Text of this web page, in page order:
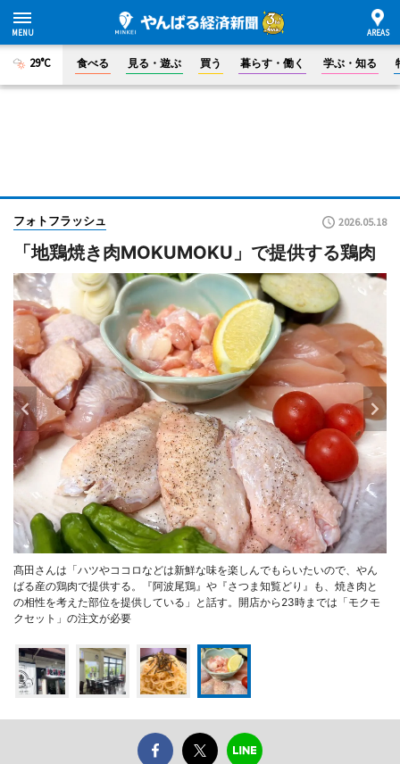
29°C 食べる 見る・遊ぶ 買う 暮らす・働く 学ぶ・知る
フォトフラッシュ 2026.05.18
「地鶏焼き肉MOKUMOKU」で提供する鶏肉
髙田さんは「ハツやココロなどは新鮮な味を楽しんでもらいたいので、やん
ばる産の鶏肉で提供する。『阿波尾鶏』や『さつま知覧どり』も、焼き肉と
の相性を考えた部位を提供している」と話す。開店から23時までは「モクモ
クセット」の注文が必要